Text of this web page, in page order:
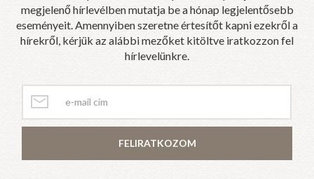
megjelenő hírlevélben mutatja be a hónap legjelentősebb
eseményeit. Amennyiben szeretne értesítőt kapni ezekről a
hírekről, kérjük az alábbi mezőket kitöltve iratkozzon fel
hírlevelünkre.
FELIRATKOZOM